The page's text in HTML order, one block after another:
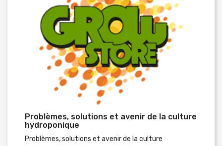
Problèmes, solutions et avenir de la culture
hydroponique
Problèmes, solutions et avenir de la culture